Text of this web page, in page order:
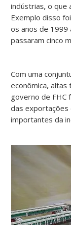
indústrias, o que
Exemplo disso
os anos de 1999
passaram cinco
Com uma
econômica,
governo de FHC
das exportações
importantes da